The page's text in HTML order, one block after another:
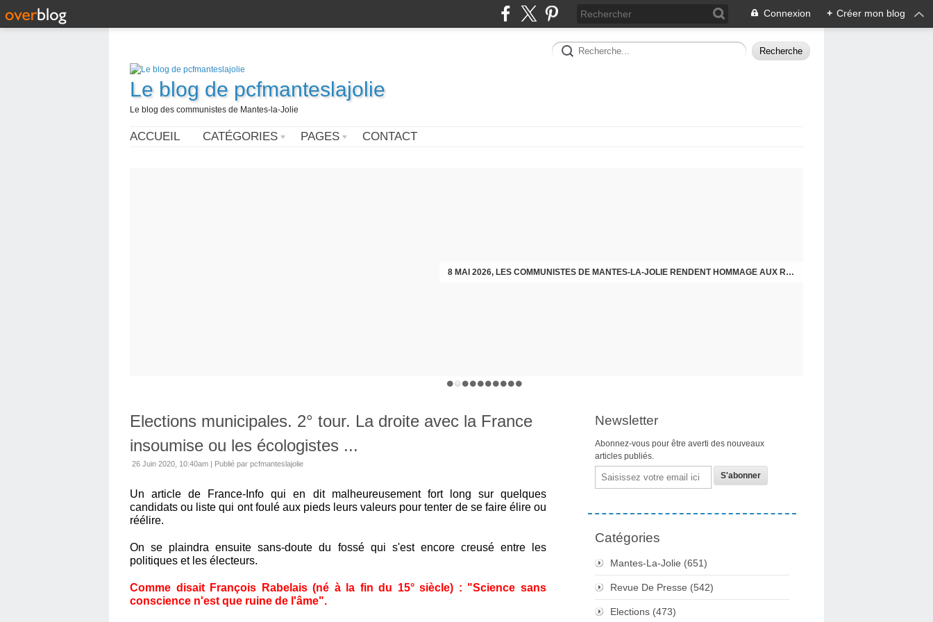
Connexion + Créer mon blog
Le blog de pcfmanteslajolie
Le blog des communistes de Mantes-la-Jolie
ACCUEIL CATÉGORIES PAGES CONTACT
8 MAI 2026, LES COMMUNISTES DE MANTES-LA-JOLIE RENDENT HOMMAGE AUX RÉSISTANTS.
VOEUX DES COMMUNISTES DIMANCHE DERNIER. COMPRENDRE POUR AGIR
Elections municipales. 2° tour. La droite avec la France
insoumise ou les écologistes ...
26 Juin 2020, 10:40am | Publié par pcfmanteslajolie
Un article de France-Info qui en dit malheureusement fort long sur quelques
candidats ou liste qui ont foulé aux pieds leurs valeurs pour tenter de se faire élire ou
réélire.
On se plaindra ensuite sans-doute du fossé qui s'est encore creusé entre les
politiques et les électeurs.
Comme disait François Rabelais (né à la fin du 15° siècle) : "Science sans
conscience n'est que ruine de l'âme".
Newsletter
Abonnez-vous pour être averti des nouveaux
articles publiés.
Email
Catégories
Mantes-La-Jolie (651)
Revue De Presse (542)
Elections (473)